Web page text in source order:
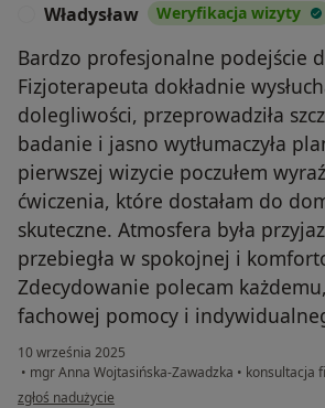
Władysław Weryfikacja wizyty
Bardzo profesjonalne podejście
Fizjoterapeuta dokładnie
dolegliwości, przeprowadziła
badanie i jasno wytłumaczyła
pierwszej wizycie poczułem
ćwiczenia, które dostałam do
skuteczne. Atmosfera była
przebiegła w spokojnej i
Zdecydowanie polecam
fachowej pomocy i
10 września 2025
• mgr Anna Wojtasińska-Zawadzka • konsultacja
w opinii użytkownika Władysław
zgłoś nadużycie